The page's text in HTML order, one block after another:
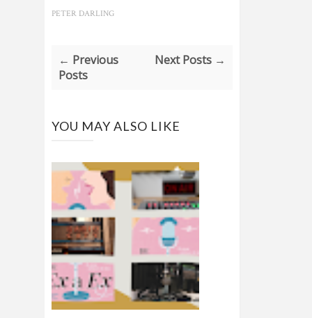
PETER DARLING
← Previous
Posts
Next Posts →
YOU MAY ALSO LIKE